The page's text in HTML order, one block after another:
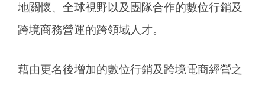
地關懷、全球視野以及團隊合作的數位行銷及
跨境商務營運的跨領域人才。
藉由更名後增加的數位行銷及跨境電商經營之